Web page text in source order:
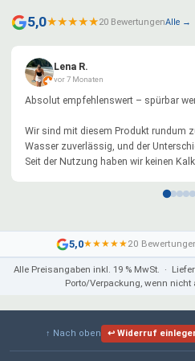
5,0★★★★★20 BewertungenAlle →
Lena R.
vor 7 Monaten
Absolut empfehlenswert – spürbar
Wir sind mit diesem Produkt rundum
Wasser zuverlässig, und der
Seit der Nutzung haben wir keinen
normalem Salz. Kein Aufwand, keine
Genau so stellt man sich eine
Die Verarbeitung wirkt hochwertig.
Klare Kaufempfehlung für alle, die
einfache, effektive und nachhaltige
5,0★★★★★20
Alle Preisangaben inkl. 19 % MwSt. ·
Porto/Verpackung, wenn
↑ Nach oben ↩ Widerruf